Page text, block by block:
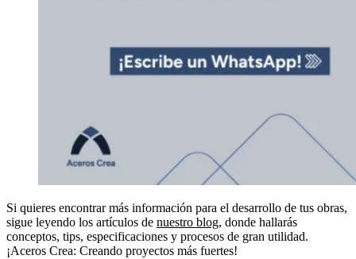
Si quieres encontrar más información para el desarrollo de tus obras,
sigue leyendo los artículos de nuestro blog, donde hallarás
conceptos, tips, especificaciones y procesos de gran utilidad.
¡Aceros Crea: Creando proyectos más fuertes!